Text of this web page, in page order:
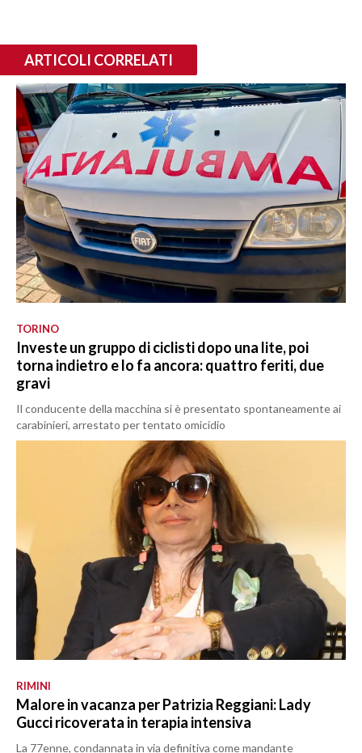
ARTICOLI CORRELATI
TORINO
Investe un gruppo di ciclisti dopo una lite, poi
torna indietro e lo fa ancora: quattro feriti, due
gravi
Il conducente della macchina si è presentato spontaneamente ai
carabinieri, arrestato per tentato omicidio
RIMINI
Malore in vacanza per Patrizia Reggiani: Lady
Gucci ricoverata in terapia intensiva
La 77enne, condannata in via definitiva come mandante